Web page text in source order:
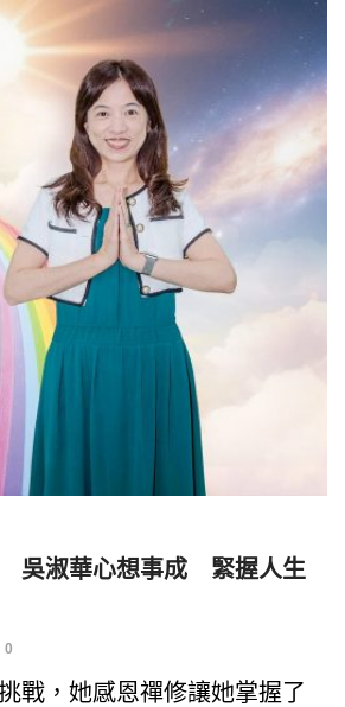
吳淑華心想事成 緊握人生
0
戰，她感恩禪修讓她掌握了